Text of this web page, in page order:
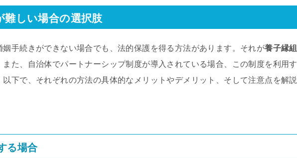
難しい場合の選択肢
手続きができない場合でも、法的保護を得る方法があります。それが養子縁組
また、自治体でパートナーシップ制度が導入されている場合、この制度を利用す
以下で、それぞれの方法の具体的なメリットやデメリット、そして注意点を解説
る場合